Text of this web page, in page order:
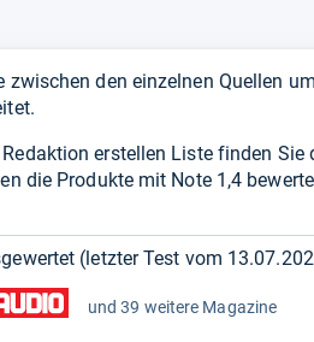
den einzelnen Quellen
erstellen Liste finden Sie
die Produkte mit Note 1,4
(letzter Test vom
und 39 weitere Magazine